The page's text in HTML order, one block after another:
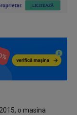
o masina